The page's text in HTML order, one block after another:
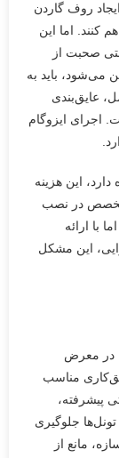
روف گاردن
کنند. اما این
صحبت از
می‌شود، باید به
عایق‌بندی
اجرای ایزوگام
این هزینه
تخصص در نصب
با ارائه
این مشکل
در معرض
مناسب
پیشرفته،
جلوگیری
مانع از